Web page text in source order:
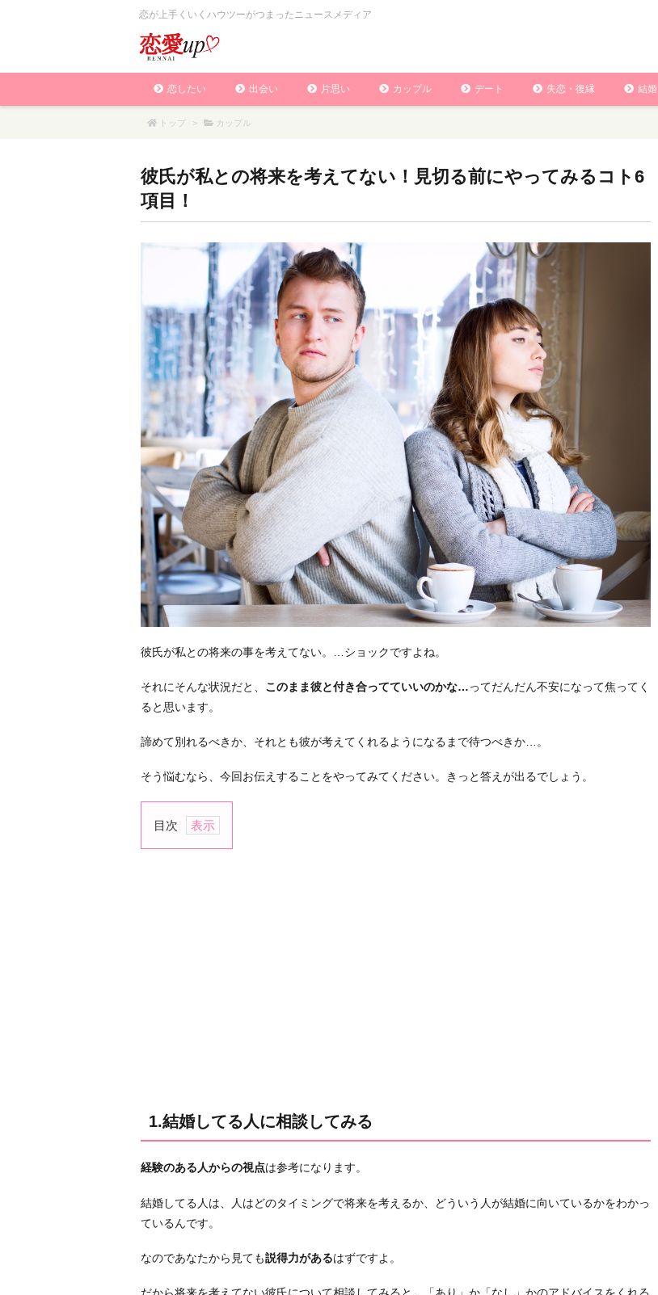
恋が上手くいくハウツーがつまったニュースメディア
恋したい 出会い 片思い カップル デート 失恋・復縁 結婚
トップ > カップル
彼氏が私との将来を考えてない！見切る前にやってみるコト6
項目！
彼氏が私との将来の事を考えてない。…ショックですよね。
それにそんな状況だと、 このまま彼と付き合ってていいのかな…ってだんだん不安になって焦ってく
ると思います。
諦めて別れるべきか、それとも彼が考えてくれるようになるまで待つべきか…。
そう悩むなら、今回お伝えすることをやってみてください。きっと答えが出るでしょう。
目次
1.
る
2.
婚
意
1.結婚してる人に相談してみる
経験のある人からの視点は参考になります。
結婚してる人は、人はどのタイミングで将来を考えるか、どういう人が結婚に向いているかをわかっ
ているんです。
なのであなたから見ても説得力があるはずですよ。